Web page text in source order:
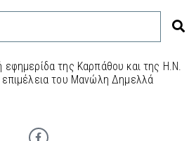
εφημερίδα της Καρπάθου και της Η.Ν.
επιμέλεια του Μανώλη Δημελλά